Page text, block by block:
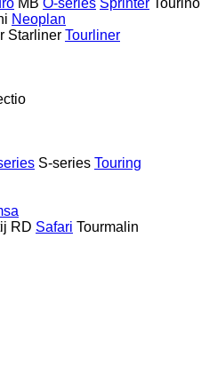
Neoplan
Starliner Tourliner
S-series Touring
RD Safari Tourmalin